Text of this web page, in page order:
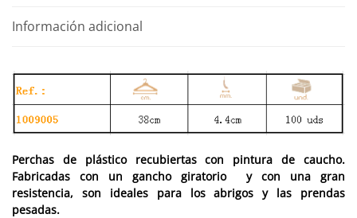
Información adicional
Perchas de plástico recubiertas con pintura de caucho.
Fabricadas con un gancho giratorio y con una gran
resistencia, son ideales para los abrigos y las prendas
pesadas.